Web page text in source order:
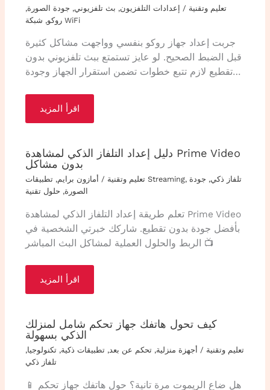
تعليم وتقنية / إعدادات التلفزيون, بث تلفزيوني, جودة الصورة,
روكو, شبكة WiFi
جربت إعداد جهاز روكو بنفسي وواجهت مشاكل كثيرة
قبل الضبط الصحيح. لو عايز تستمتع ببث تلفزيوني بدون
تقطيع لازم تتبع خطوات تضمن استقرار الجهاز وجودة…
اقرأ المزيد
دليل إعداد التلفاز الذكي لمشاهدة Prime Video
بدون مشاكل
تعليم وتقنية / أمازون برايم, تطبيقات Streaming, تلفاز ذكي, جودة
الصورة, حلول تقنية
تعلم طريقة إعداد التلفاز الذكي لمشاهدة Prime Video
بأفضل جودة بدون تقطيع. شاركك خبرتي الشخصية في
الربط والحلول العملية لمشاكل البث المباشر 📺
اقرأ المزيد
كيف تحول هاتفك جهاز تحكم شامل لمنزلك
الذكي بسهولة
تعليم وتقنية / أجهزة منزلية,تحكم عن بعد,تطبيقات ذكية,تكنولوجيا,
تلفاز ذكي
📱 هل ضاع الريموت مرة تانية؟ حول هاتفك جهاز تحكم